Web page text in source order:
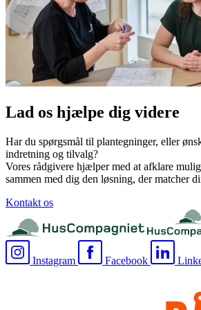
Lad os hjælpe dig videre
Har du spørgsmål til plantegninger, eller
indretning og tilvalg?
Vores rådgivere hjælper med at afklare
sammen med dig den løsning, der matcher
Kontakt os
Instagram Facebook